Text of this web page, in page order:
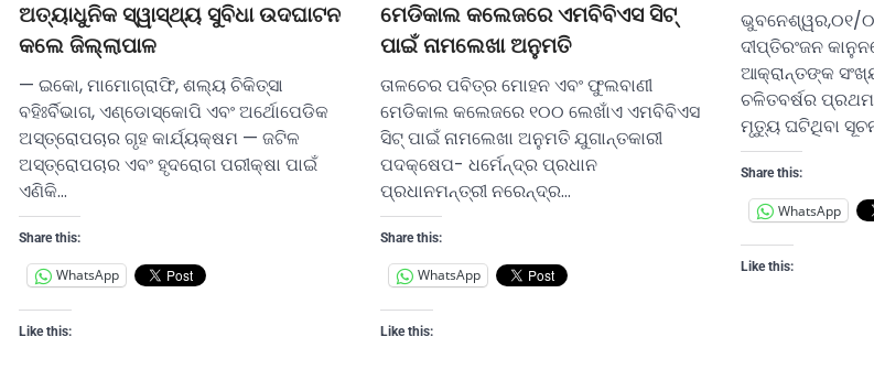
ଅତ୍ୟାଧୁନିକ ସ୍ୱାସ୍ଥ୍ୟ ସୁବିଧା ଉଦଘାଟନ
କଲେ ଜିଲ୍ଲାପାଳ
— ଇକୋ, ମାମୋଗ୍ରାଫି, ଶଲ୍ୟ ଚିକିତ୍ସା
ବହିଃର୍ବିଭାଗ, ଏଣ୍ଡୋସ୍କୋପି ଏବଂ ଅର୍ଥୋପେଡିକ
ଅସ୍ତ୍ରୋପଚାର ଗୃହ କାର୍ଯ୍ୟକ୍ଷମ — ଜଟିଳ
ଅସ୍ତ୍ରୋପଚାର ଏବଂ ହୃଦରୋଗ ପରୀକ୍ଷା ପାଇଁ
ଏଣିକି…
Share this:
WhatsApp
Like this:
ମେଡିକାଲ କଲେଜରେ ଏମବିବିଏସ ସିଟ୍
ପାଇଁ ନାମଲେଖା ଅନୁମତି
ତାଳଚେର ପବିତ୍ର ମୋହନ ଏବଂ ଫୁଲବାଣୀ
ମେଡିକାଲ କଲେଜରେ ୧୦୦ ଲେଖାଁଏ ଏମବିବିଏସ
ସିଟ୍ ପାଇଁ ନାମଲେଖା ଅନୁମତି ଯୁଗାନ୍ତକାରୀ
ପଦକ୍ଷେପ- ଧର୍ମେନ୍ଦ୍ର ପ୍ରଧାନ
ପ୍ରଧାନମନ୍ତ୍ରୀ ନରେନ୍ଦ୍ର…
Share this:
WhatsApp
Like this:
ଭୁବନେଶ୍ୱର,୦୧/
ଦୀପ୍ତିରଂଜନ
ଆକ୍ରାନ୍ତଙ୍କ
ଚଳିତବର୍ଷର
ମୃତ୍ୟୁ ଘଟିଥିବା
Share this:
WhatsApp
Like this: